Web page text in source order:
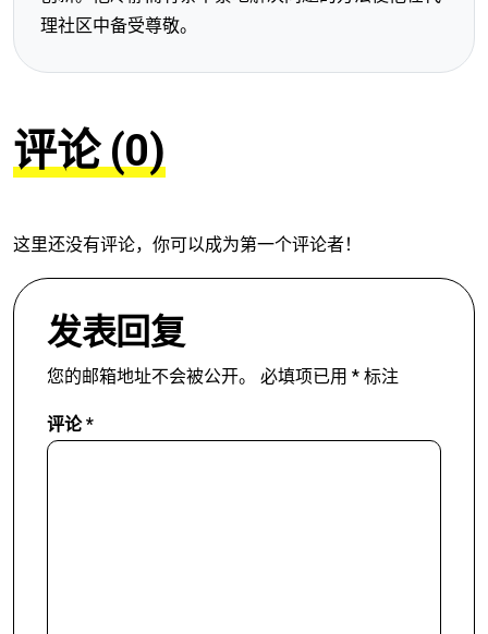
理社区中备受尊敬。
评论 (0)
这里还没有评论，你可以成为第一个评论者！
发表回复
您的邮箱地址不会被公开。 必填项已用 * 标注
评论*